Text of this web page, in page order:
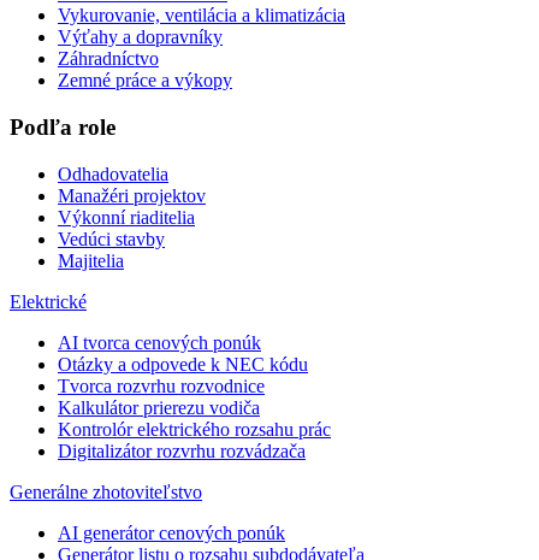
Vykurovanie, ventilácia a klimatizácia
Výťahy a dopravníky
Záhradníctvo
Zemné práce a výkopy
Podľa role
Odhadovatelia
Manažéri projektov
Výkonní riaditelia
Vedúci stavby
Majitelia
Elektrické
AI tvorca cenových ponúk
Otázky a odpovede k NEC kódu
Tvorca rozvrhu rozvodnice
Kalkulátor prierezu vodiča
Kontrolór elektrického rozsahu prác
Digitalizátor rozvrhu rozvádzača
Generálne zhotoviteľstvo
AI generátor cenových ponúk
Generátor listu o rozsahu subdodávateľa